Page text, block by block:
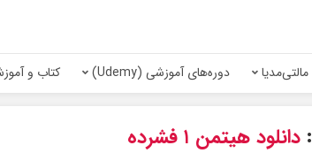
مالتی‌مدیا دوره‌های آموزشی (Udemy) کتاب و
دانلود هیتمن ۱ فشرده